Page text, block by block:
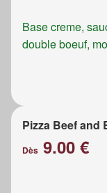
Base creme,
double boeuf,
Pizza Beef and
Dès 9.00 €